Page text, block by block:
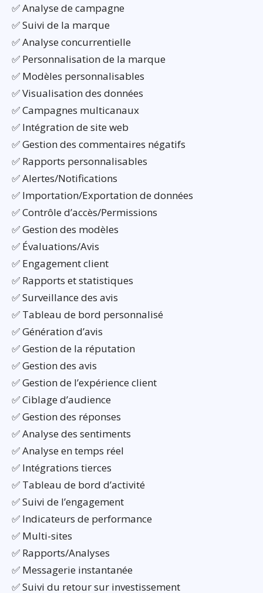
✅ Analyse de campagne
✅ Suivi de la marque
✅ Analyse concurrentielle
✅ Personnalisation de la marque
✅ Modèles personnalisables
✅ Visualisation des données
✅ Campagnes multicanaux
✅ Intégration de site web
✅ Gestion des commentaires négatifs
✅ Rapports personnalisables
✅ Alertes/Notifications
✅ Importation/Exportation de données
✅ Contrôle d’accès/Permissions
✅ Gestion des modèles
✅ Évaluations/Avis
✅ Engagement client
✅ Rapports et statistiques
✅ Surveillance des avis
✅ Tableau de bord personnalisé
✅ Génération d’avis
✅ Gestion de la réputation
✅ Gestion des avis
✅ Gestion de l’expérience client
✅ Ciblage d’audience
✅ Gestion des réponses
✅ Analyse des sentiments
✅ Analyse en temps réel
✅ Intégrations tierces
✅ Tableau de bord d’activité
✅ Suivi de l’engagement
✅ Indicateurs de performance
✅ Multi-sites
✅ Rapports/Analyses
✅ Messagerie instantanée
✅ Suivi du retour sur investissement